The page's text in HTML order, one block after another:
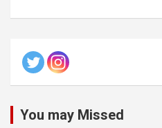
You may Missed